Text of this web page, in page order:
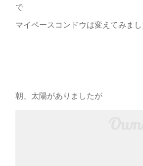
で
マイペースコンドウは変えてみまし
朝、太陽がありましたが